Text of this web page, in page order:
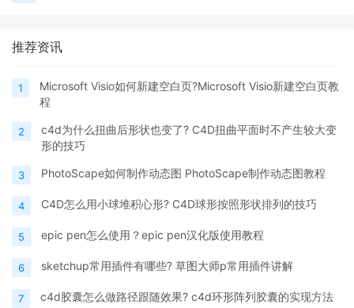
推荐资讯
1
Microsoft Visio如何新建空白页?Microsoft Visio新建空白页教
程
2
c4d为什么扭曲后形状也变了? C4D扭曲平面时不产生较大变
形的技巧
3 PhotoScape如何制作动态图 PhotoScape制作动态图教程
4 C4D怎么用小球堆积心形? C4D球形按照形状排列的技巧
5 epic pen怎么使用？epic pen汉化版使用教程
6 sketchup常用插件有哪些? 草图大师p常用插件讲解
7 c4d胶囊怎么做路径跟随效果? c4d环形阵列胶囊的实现方法